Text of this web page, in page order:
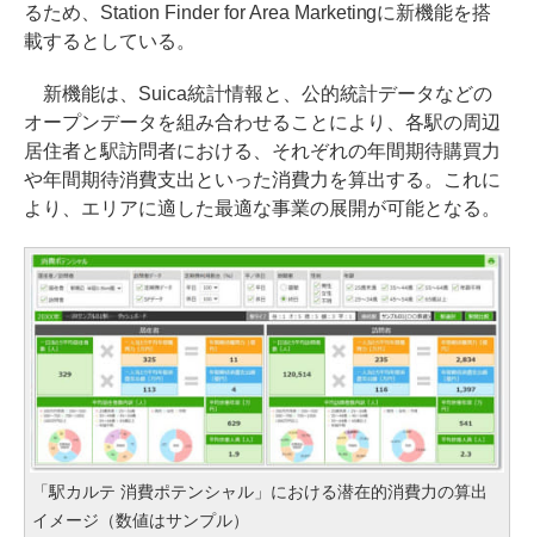
るため、Station Finder for Area Marketingに新機能を搭
載するとしている。
新機能は、Suica統計情報と、公的統計データなどの
オープンデータを組み合わせることにより、各駅の周辺
居住者と駅訪問者における、それぞれの年間期待購買力
や年間期待消費支出といった消費力を算出する。これに
より、エリアに適した最適な事業の展開が可能となる。
「駅カルテ 消費ポテンシャル」における潜在的消費力の算出
イメージ（数値はサンプル）